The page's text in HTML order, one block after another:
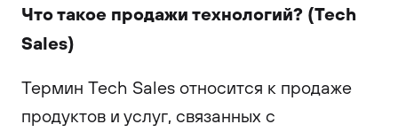
Что такое продажи технологий? (Tech
Sales)
Термин Tech Sales относится к продаже
продуктов и услуг, связанных с